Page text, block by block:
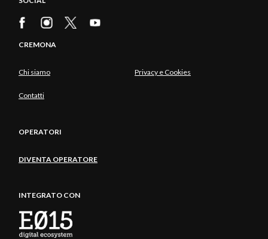
CREMONA
Chi siamo Privacy e Cookies
Contatti
OPERATORI
DIVENTA OPERATORE
INTEGRATO CON